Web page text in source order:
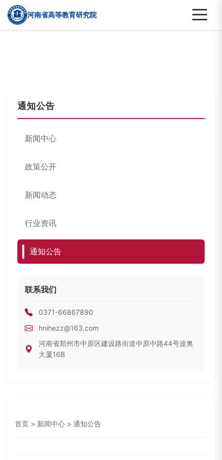
河南省高等教育研究院
通知公告
新闻中心
政策公开
新闻动态
行业资讯
通知公告
联系我们
0371-66867890
hnihezz@163.com
河南省郑州市中原区建设路街道中原中路44号波奥
大厦16B
首页 > 新闻中心 > 通知公告